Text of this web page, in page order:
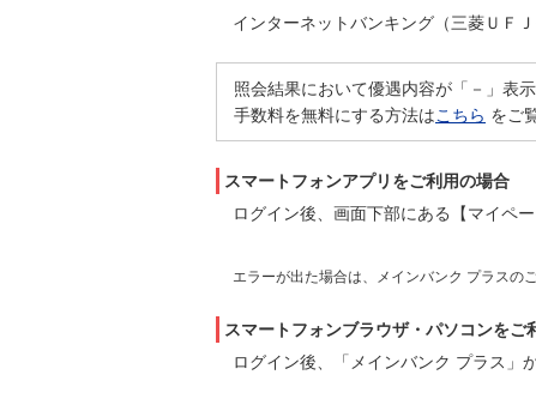
インターネットバンキング（三菱ＵＦ
照会結果において優遇内容が「－」表
手数料を無料にする方法はこちら をご
スマートフォンアプリをご利用の場合
ログイン後、画面下部にある【マイペ
エラーが出た場合は、メインバンク プラスの
スマートフォンブラウザ・パソコンをご
ログイン後、「メインバンク プラス」